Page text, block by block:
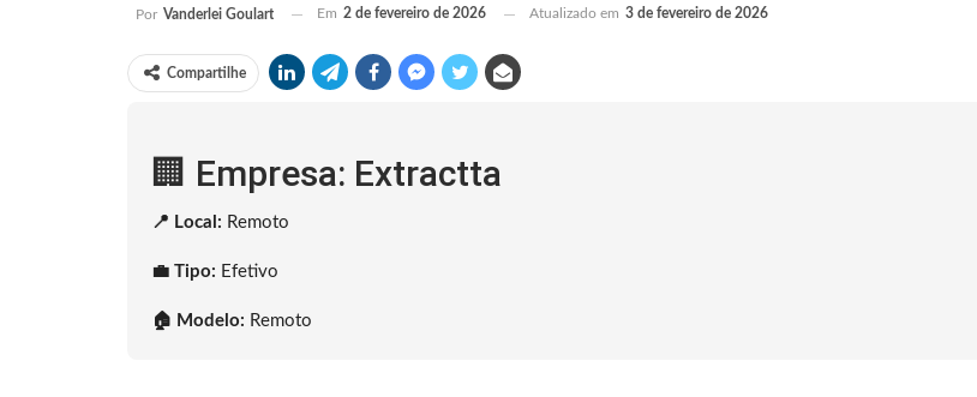
Por Vanderlei Goulart Em 2 de fevereiro de 2026 Atualizado em 3 de fevereiro de 2026
Compartilhe
🏢 Empresa: Extractta
📍 Local: Remoto
💼 Tipo: Efetivo
🏠 Modelo: Remoto